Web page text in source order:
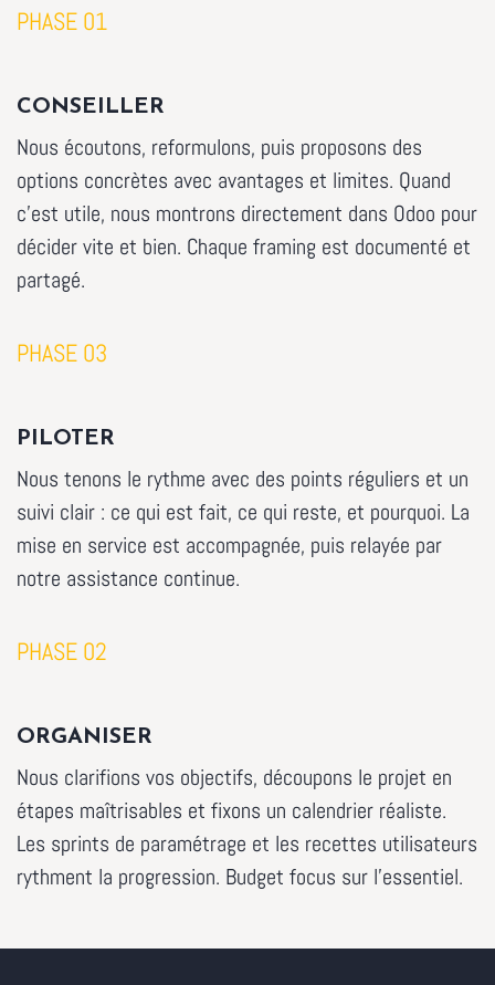
PHASE 01
CONSEILLER
Nous écoutons, reformulons, puis proposons des
options concrètes avec avantages et limites. Quand
c'est utile, nous montrons directement dans Odoo pour
décider vite et bien. Chaque framing est documenté et
partagé.
PHASE 03
PILOTER
Nous tenons le rythme avec des points réguliers et un
suivi clair : ce qui est fait, ce qui reste, et pourquoi. La
mise en service est accompagnée, puis relayée par
notre assistance continue.
PHASE 02
ORGANISER
Nous clarifions vos objectifs, découpons le projet en
étapes maîtrisables et fixons un calendrier réaliste.
Les sprints de paramétrage et les recettes utilisateurs
rythment la progression. Budget focus sur l'essentiel.